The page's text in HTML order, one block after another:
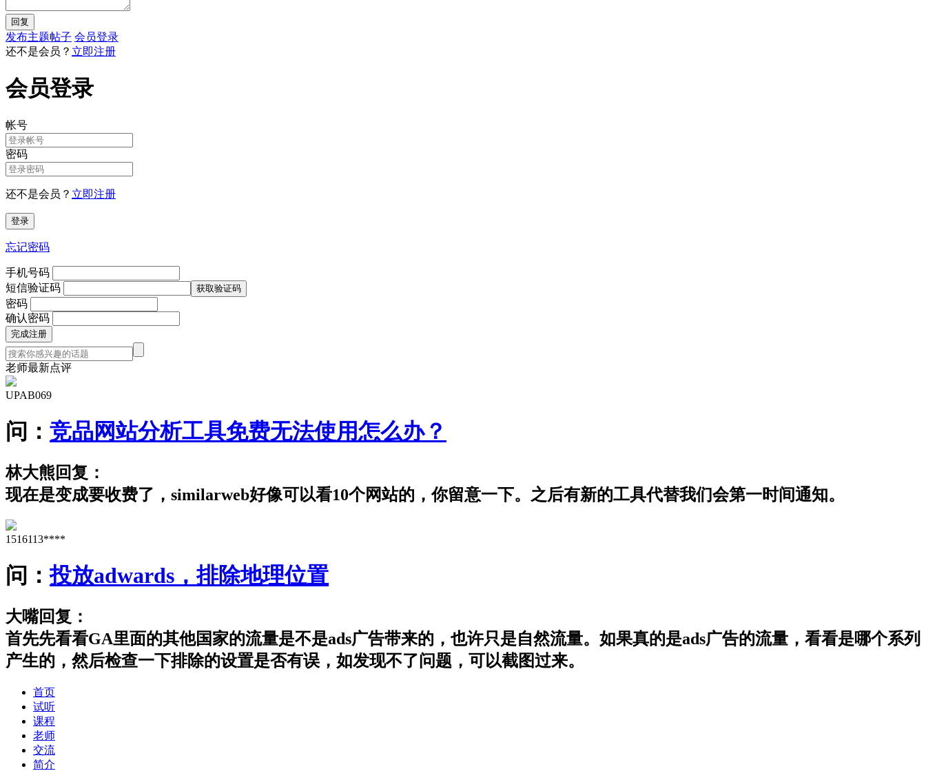
发布主题帖子 会员登录
还不是会员？ 立即注册
会员登录
帐号
密码
还不是会员？ 立即注册
忘记密码
手机号码
短信验证码
密码
确认密码
老师最新点评
UPAB069
问： 竞品网站分析工具免费无法使用怎么办？
林大熊回复：
现在是变成要收费了，similarweb好像可以看10个网站的，你留意一下。之后有新的工具代替我们会第一时间通知。
1516113****
问：投放adwards，排除地理位置
大嘴回复：
首先先看看GA里面的其他国家的流量是不是ads广告带来的，也许只是自然流量。如果真的是ads广告的流量，看看是哪个系列
产生的，然后检查一下排除的设置是否有误，如发现不了问题，可以截图过来。
首页
试听
课程
老师
交流
简介